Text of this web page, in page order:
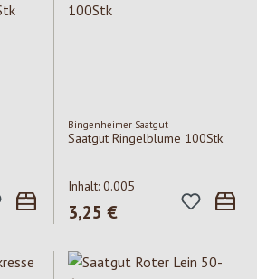
Bingenheimer Saatgut
Saatgut Ringelblume 100Stk
Inhalt: 0.005
Regulärer Preis:
3,25 €